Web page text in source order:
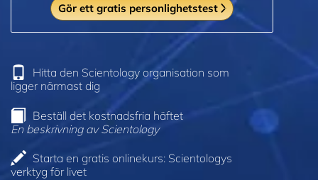
Gör ett gratis personlighetstest
Hitta den Scientology organisation som
ligger närmast dig
Beställ det kostnadsfria häftet
En beskrivning av Scientology
Starta en gratis onlinekurs: Scientologys
verktyg för livet